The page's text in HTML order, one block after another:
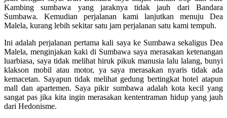
Kambing sumbawa yang jaraknya tidak jauh dari Bandara
Sumbawa. Kemudian perjalanan kami lanjutkan menuju Dea
Malela, kurang lebih sekitar satu jam perjalanan satu kami tempuh.
Ini adalah perjalanan pertama kali saya ke Sumbawa sekaligus Dea
Malela, menginjakan kaki di Sumbawa saya merasakan ketenangan
luarbiasa, saya tidak melihat hiruk pikuk manusia lalu lalang, bunyi
klakson mobil atau motor, ya saya merasakan nyaris tidak ada
kemacetan. Sayapun tidak melihat gedung bertingkat hotel atapun
mall dan apartemen. Saya pikir sumbawa adalah kota kecil yang
sangat pas jika kita ingin merasakan kententraman hidup yang jauh
dari Hedonisme.